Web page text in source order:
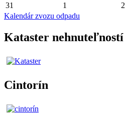
31 1 2
Kalendár zvozu odpadu
Kataster nehnuteľností
Cintorín